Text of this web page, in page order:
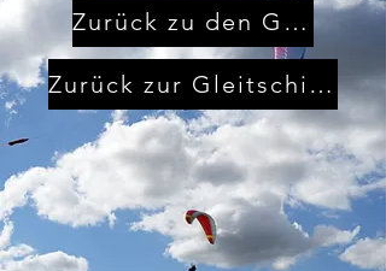
Zurück zu den Galerien
Zurück zur Gleitschirm Sparte